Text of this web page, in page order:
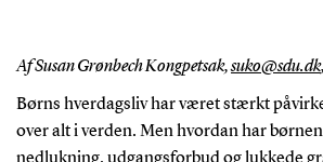
Af Susan Grønbech Kongpetsak,suko@sdu.dk,
Børns hverdagsliv har været stærkt
over alt i verden. Men hvordan har
nedlukning, udgangsforbud og lukkede